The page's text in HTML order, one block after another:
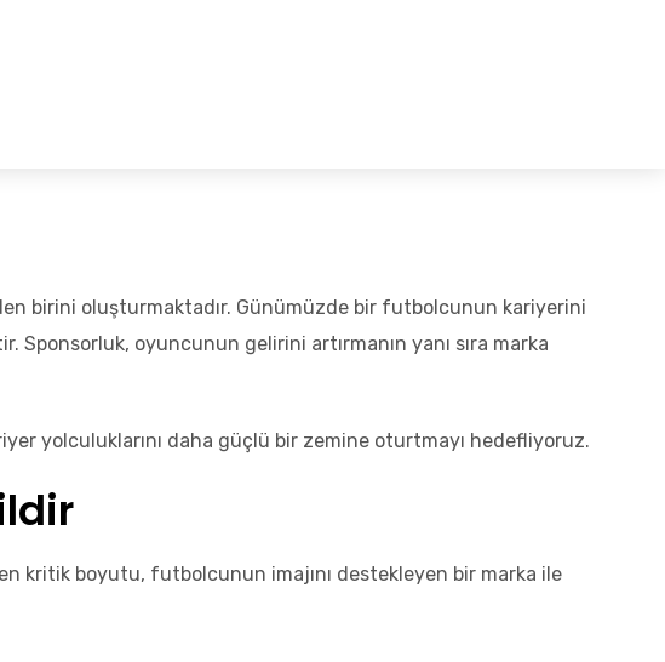
birini oluşturmaktadır. Günümüzde bir futbolcunun kariyerini
oyuncunun gelirini artırmanın yanı sıra marka
yolculuklarını daha güçlü bir zemine oturtmayı hedefliyoruz.
kritik boyutu, futbolcunun imajını destekleyen bir marka ile